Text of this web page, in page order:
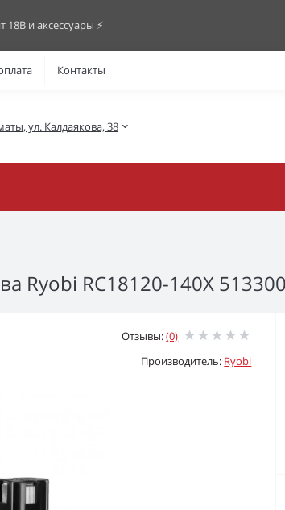
и аксессуары ⚡️
Контакты
ул. Калдаякова, 38
Ryobi RC18120-140X
Отзывы:(0)
Производитель: Ryobi